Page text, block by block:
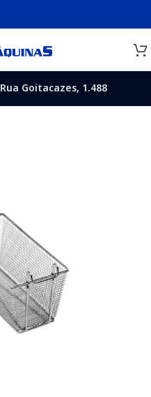
Rua Goitacazes, 1.488